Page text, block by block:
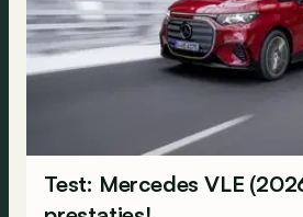
Test: Mercedes VLE